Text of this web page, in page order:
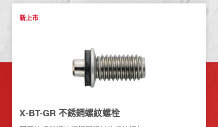
新上市
X-BT-GR 不銹鋼螺紋螺栓